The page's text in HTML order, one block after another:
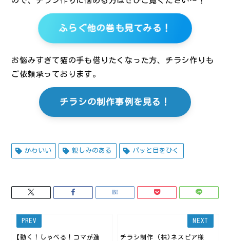
ふらぐ他の巻も見てみる！
お悩みすぎて猫の手も借りたくなった方、チラシ作りも
ご依頼承っております。
チラシの制作事例を見る！
かわいい 親しみのある パッと目をひく
【動く！しゃべる！コマが進
チラシ制作 (株)ネスピア様